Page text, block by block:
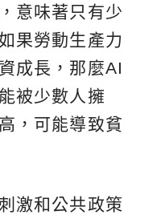
意味著只有少
果勞動生產力
成長，那麼AI
被少數人擁
，可能導致貧
激和公共政策